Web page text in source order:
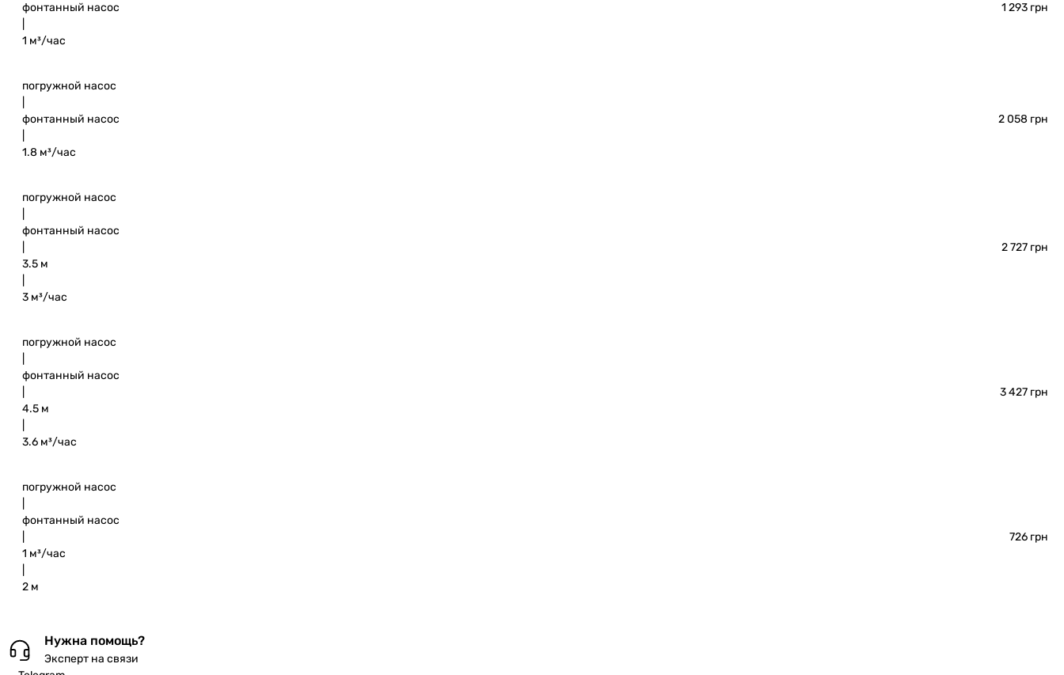
фонтанный насос
1 м³/час
1 293 грн
погружной насос
фонтанный насос
1.8 м³/час
2 058 грн
погружной насос
фонтанный насос
3.5 м
3 м³/час
2 727 грн
погружной насос
фонтанный насос
4.5 м
3.6 м³/час
3 427 грн
погружной насос
фонтанный насос
1 м³/час
2 м
726 грн
Нужна помощь?
Эксперт на связи